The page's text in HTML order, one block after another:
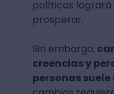
políticas
prosperar.
Sin embargo,
creencias y
personas